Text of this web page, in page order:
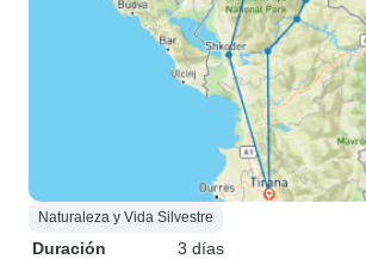
Naturaleza y Vida Silvestre
Duración
3 días